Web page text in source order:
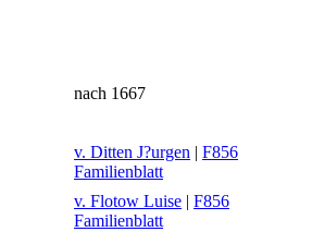
nach 1667
v. Ditten J?urgen | F856
Familienblatt
v. Flotow Luise | F856
Familienblatt